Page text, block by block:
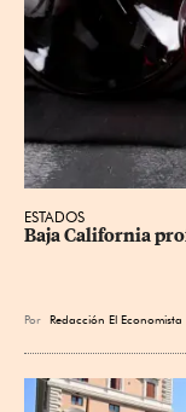
ESTADOS
Baja California
Por Redacción El Economista